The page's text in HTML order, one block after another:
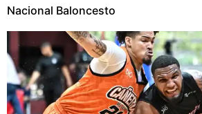
Nacional Baloncesto